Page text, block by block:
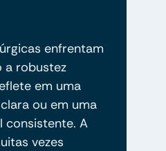
enfrentam
a robustez
em uma
ou em uma
consistente. A
vezes